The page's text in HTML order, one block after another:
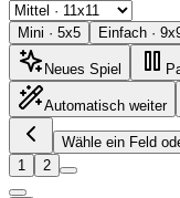
Mini · 5x5 Einfach · 9x
Neues Spiel
Automatisch weiter
Wähle ein Feld
1
2